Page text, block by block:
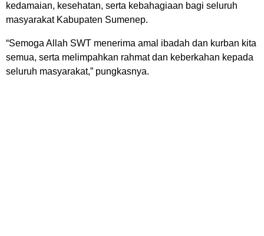
kedamaian, kesehatan, serta kebahagiaan bagi seluruh
masyarakat Kabupaten Sumenep.
“Semoga Allah SWT menerima amal ibadah dan kurban kita
semua, serta melimpahkan rahmat dan keberkahan kepada
seluruh masyarakat,” pungkasnya.